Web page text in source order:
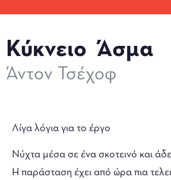
Κύκνειο Άσμα
Άντον Τσέχοφ
Λίγα λόγια για το έργο
Νύχτα μέσα σε ένα σκοτεινό και
Η παράσταση έχει από ώρα πια